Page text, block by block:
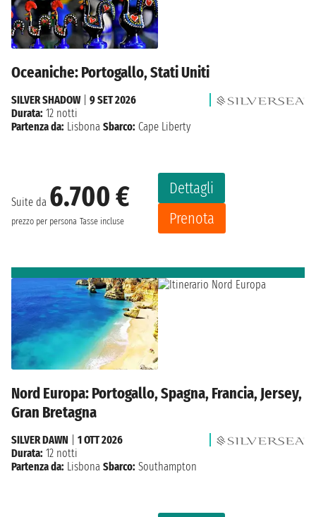
Oceaniche: Portogallo, Stati Uniti
Suite da 6.700 €
prezzo per persona Tasse incluse
Dettagli
Prenota
SILVER SHADOW| 9 SET 2026
Durata: 12 notti
Partenza da: Lisbona Sbarco: Cape Liberty
Nord Europa: Portogallo, Spagna, Francia, Jersey,
Gran Bretagna
SILVER DAWN
1 OTT 2026
Durata: 12 notti
Partenza da: Lisbona Sbarco: Southampton